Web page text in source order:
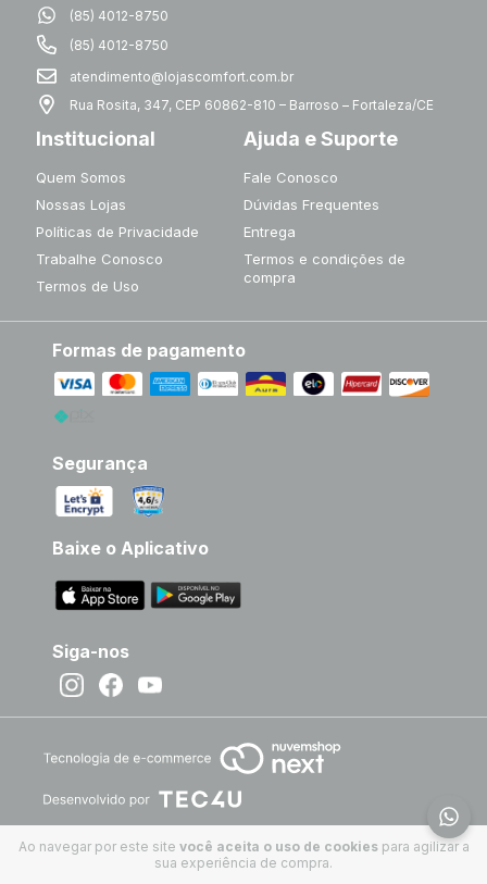
Ao navegar por este site você aceita o uso de cookiespara agilizar a
sua experiência de compra.
(85) 4012-8750
(85) 4012-8750
atendimento@lojascomfort.com.br
Rua Rosita, 347, CEP 60862-810 – Barroso – Fortaleza/CE
Institucional
Quem Somos
Nossas Lojas
Políticas de Privacidade
Trabalhe Conosco
Termos de Uso
Ajuda e Suporte
Fale Conosco
Dúvidas Frequentes
Entrega
Termos e condições de
compra
Formas de pagamento
Segurança
Baixe o Aplicativo
Siga-nos